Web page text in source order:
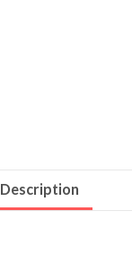
Description